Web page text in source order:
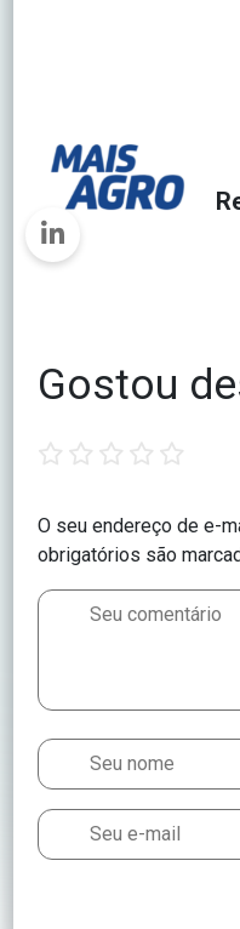
Gostou
O seu endereço de e-
obrigatórios são
star stars stars stars stars